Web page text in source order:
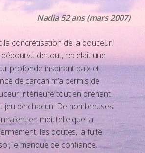
Nadia 52 ans (mars 2007)
la concrétisation de la douceur.
de tout, recelait une
profonde inspirant paix et
de carcan m’a permis de
intérieure tout en prenant
jeu de chacun. De nombreuses
en moi, telle que la
les doutes, la fuite,
le manque de confiance.